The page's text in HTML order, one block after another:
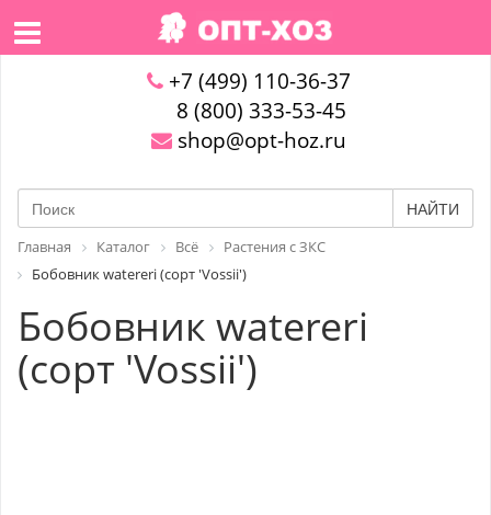
+7 (499) 110-36-37
8 (800) 333-53-45
shop@opt-hoz.ru
НАЙТИ
Главная Каталог Всё
Растения с ЗКС
Бобовник watereri (сорт 'Vossii')
Бобовник watereri
(сорт 'Vossii')